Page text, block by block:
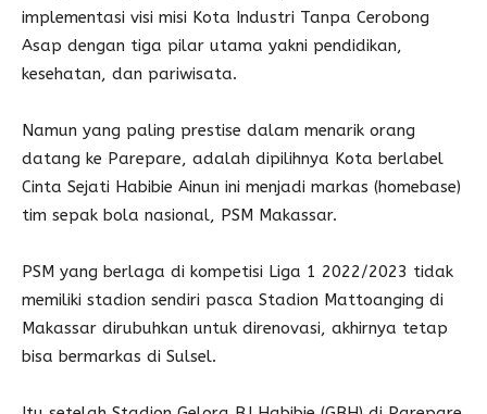
implementasi visi misi Kota Industri Tanpa Cerobong
Asap dengan tiga pilar utama yakni pendidikan,
kesehatan, dan pariwisata.
Namun yang paling prestise dalam menarik orang
datang ke Parepare, adalah dipilihnya Kota berlabel
Cinta Sejati Habibie Ainun ini menjadi markas (homebase)
tim sepak bola nasional, PSM Makassar.
PSM yang berlaga di kompetisi Liga 1 2022/2023 tidak
memiliki stadion sendiri pasca Stadion Mattoanging di
Makassar dirubuhkan untuk direnovasi, akhirnya tetap
bisa bermarkas di Sulsel.